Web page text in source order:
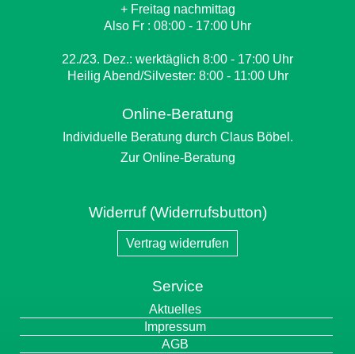
+ Freitag nachmittag
Also Fr : 08:00 - 17:00 Uhr
22./23. Dez.: werktäglich 8:00 - 17:00 Uhr
Heilig Abend/Silvester: 8:00 - 11:00 Uhr
Online-Beratung
Individuelle Beratung durch Claus Böbel.
Zur Online-Beratung
Widerruf (Widerrufsbutton)
Vertrag widerrufen
Service
Navigation
überspringen
Aktuelles
Impressum
AGB